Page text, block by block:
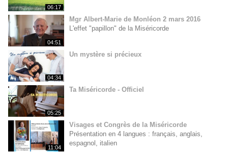
06:17
04:51
Mgr Albert-Marie de Monléon 2 mars 2016
L'effet "papillon" de la Miséricorde
04:34
Un mystère si précieux
05:25
Ta Miséricorde - Officiel
11:04
Visages et Congrès de la Miséricorde
Présentation en 4 langues : français, anglais,
espagnol, italien